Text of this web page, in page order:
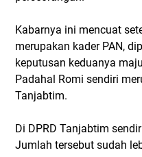
Kabarnya ini mencuat
merupakan kader PAN,
keputusan keduanya
Padahal Romi sendiri
Tanjabtim.
Di DPRD Tanjabtim
Jumlah tersebut sudah